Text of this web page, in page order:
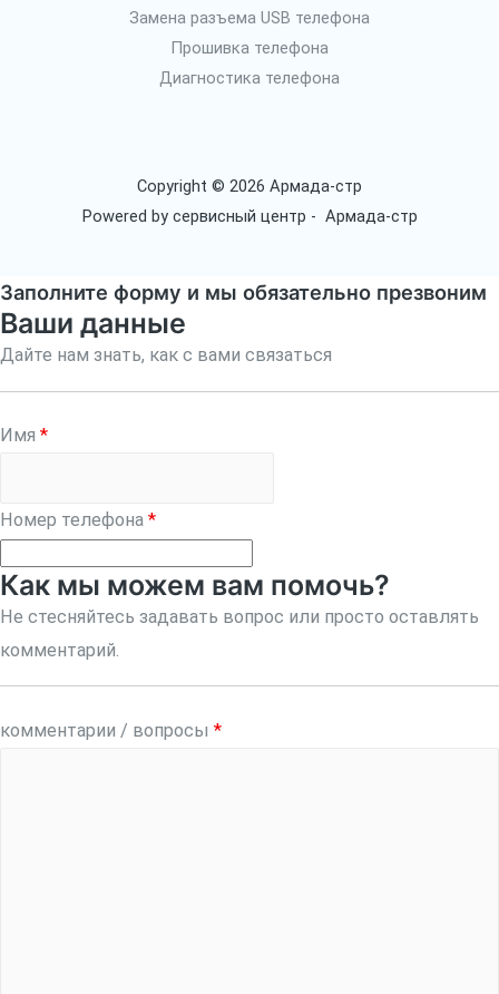
Замена разъема USB телефона
Прошивка телефона
Диагностика телефона
Copyright © 2026 Армада-стр
Powered by сервисный центр - Армада-стр
Заполните форму и мы обязательно презвоним
Ваши данные
Дайте нам знать, как с вами связаться
Имя *
Номер телефона *
Как мы можем вам помочь?
Не стесняйтесь задавать вопрос или просто оставлять
комментарий.
комментарии / вопросы *